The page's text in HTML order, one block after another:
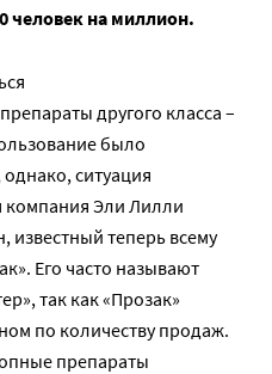
человек на миллион.
другого класса –
было
ситуация
компания Эли Лилли
известный теперь всему
Его часто называют
так как «Прозак»
по количеству продаж.
препараты